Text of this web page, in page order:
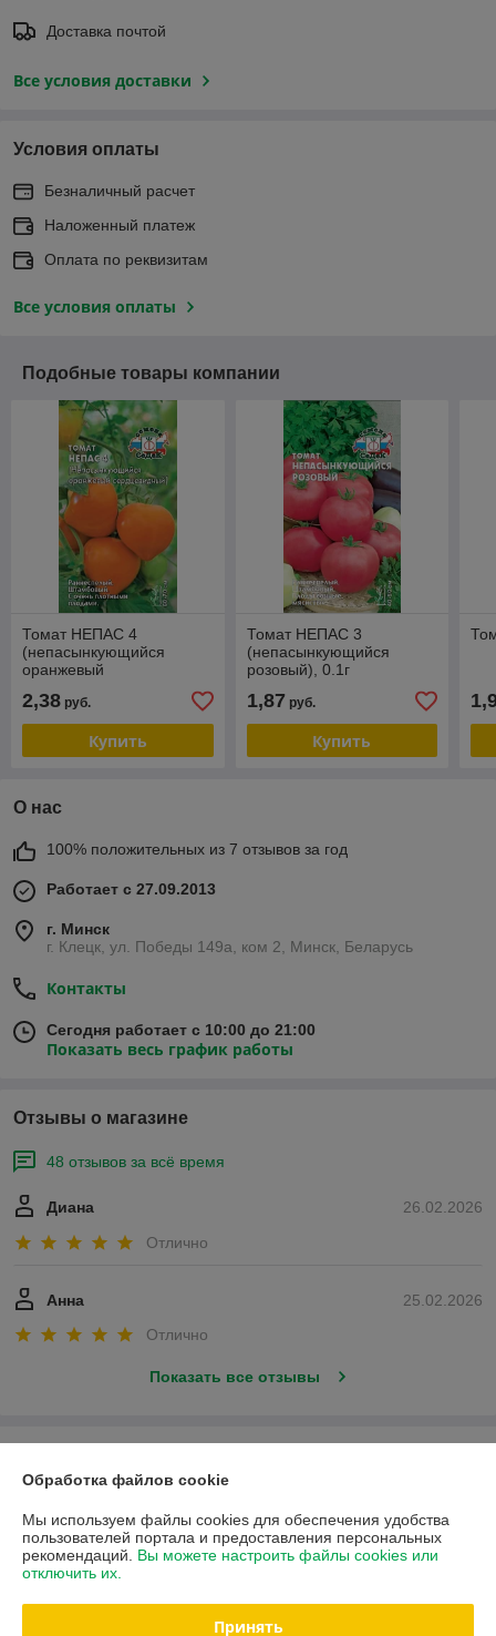
Доставка почтой
Все условия доставки
Условия оплаты
Безналичный расчет
Наложенный платеж
Оплата по реквизитам
Все условия оплаты
Подобные товары компании
Томат НЕПАС 4
(непасынкующийся
оранжевый
2,38 руб.
Купить
Томат НЕПАС 3
(непасынкующийся
розовый), 0.1г
1,87 руб.
Купить
О нас
100% положительных из 7 отзывов за год
Работает с 27.09.2013
г. Минск
г. Клецк, ул. Победы 149а, ком 2, Минск, Беларусь
Контакты
Сегодня работает с 10:00 до 21:00
Показать весь график работы
Отзывы о магазине
48 отзывов за всё время
26.02.2026
Диана
Отлично
25.02.2026
Анна
Отлично
Показать все отзывы
Доставка и оплата
График работы
Обработка файлов cookie
Мы используем файлы cookies для обеспечения удобства
пользователей портала и предоставления персональных
рекомендаций. Вы можете настроить файлы cookies или
отключить их.
Принять